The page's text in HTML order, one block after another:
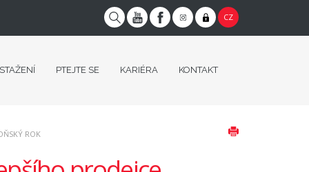
CZ
PTEJTE SE KARIÉRA KONTAKT
ROK